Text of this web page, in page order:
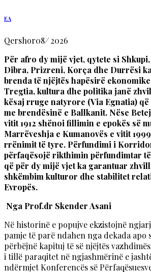
EA
Qershor08/2026
Për afro dy mijë vjet, qytete si
Dibra, Prizreni, Korça dhe Durrësi
brenda të njëjtës hapësirë
Tregtia, kultura dhe politika janë
kësaj rruge natyrore (Via Egnatia)
me brendësinë e Ballkanit. Nëse
vitit 1912 shënoi fillimin e epokës së
Marrëveshja e Kumanovës e vitit
rrënimit të tyre. Përfundimi i
përfaqësojë rikthimin përfundimtar
që për dy mijë vjet ka garantuar
shkëmbim kulturor dhe stabilitet
Evropës.
Nga Prof.dr Skender Asani
Në historinë e popujve ekzistojnë
pamje të parë ndahen nga dekada apo
përbëjnë kapituj të së njëjtës
i tillë paraqitet në ngjashmërinë e
ndërmjet Konferencës së